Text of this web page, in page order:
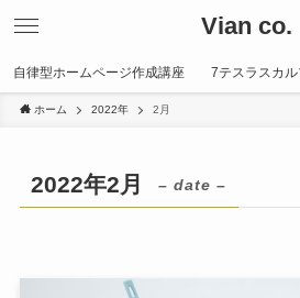
Vian co.
自律型ホームページ作成講座 7テスラスカル
ホーム 2022年 2月
2022年2月 – date –